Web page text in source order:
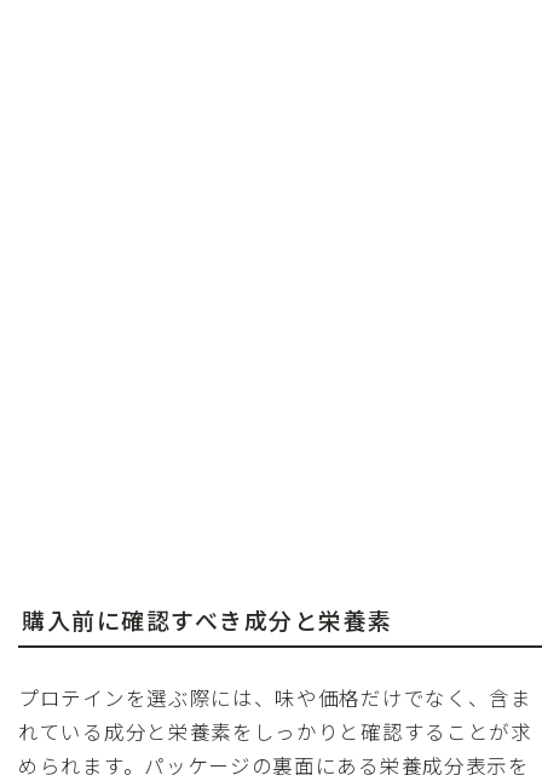
購入前に確認すべき成分と栄養素
プロテインを選ぶ際には、味や価格だけでなく、含ま
れている成分と栄養素をしっかりと確認することが求
められます。パッケージの裏面にある栄養成分表示を